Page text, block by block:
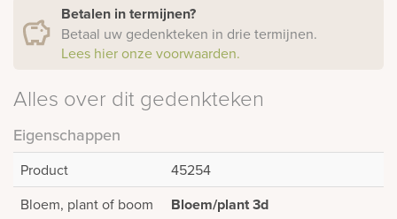
Betalen in termijnen?
Betaal uw gedenkteken in drie termijnen.
Lees hier onze voorwaarden.
Alles over dit gedenkteken
Eigenschappen
Product
45254
Bloem, plant of boom
Bloem/plant 3d